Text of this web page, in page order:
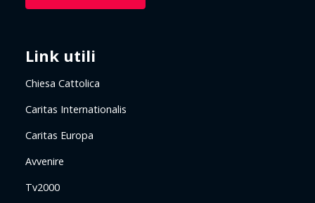
Link utili
Chiesa Cattolica
Caritas Internationalis
Caritas Europa
Avvenire
Tv2000